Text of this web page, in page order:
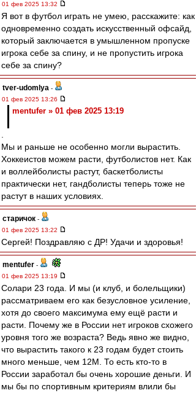
01 фев 2025 13:32
Я вот в футбол играть не умею, расскажите: как
одновременно создать искусственный офсайд,
который заключается в умышленном пропуске
игрока себе за спину, и не пропустить игрока
себе за спину?
tver-udomlya -
01 фев 2025 13:26
mentufer » 01 фев 2025 13:19
Мы и раньше не особенно могли вырастить.
Хоккеистов можем расти, футболистов нет. Как
и воллейболисты растут, баскетболисты
практически нет, гандболисты теперь тоже не
растут в наших условиях.
старичок -
01 фев 2025 13:22
Сергей! Поздравляю с ДР! Удачи и здоровья!
mentufer -
01 фев 2025 13:19
Солари 23 года. И мы (и клуб, и болельщики)
рассматриваем его как безусловное усиление,
хотя до своего максимума ему ещё расти и
расти. Почему же в России нет игроков схожего
уровня того же возраста? Ведь явно же видно,
что вырастить такого к 23 годам будет стоить
много меньше, чем 12М. То есть кто-то в
России заработал бы очень хорошие деньги. И
мы бы по спортивным критериям влили бы